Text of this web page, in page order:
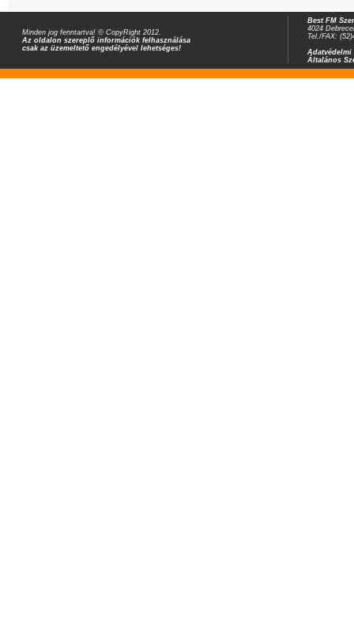
Minden jog fenntartva! © CopyRight 2012.
Az oldalon szereplő információk felhasználása
csak az üzemeltető engedélyével lehetséges!
Best FM
4024
Tel./FAX:
Adatvédelmi
Általános